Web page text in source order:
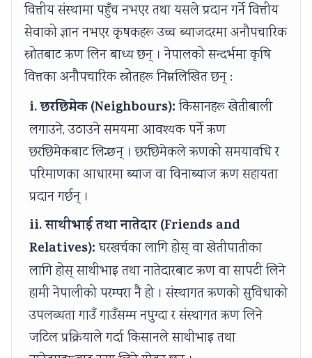
वित्तीय संस्थामा पहुँच नभएर तथा यसले प्रदान गर्ने वित्तीय
सेवाको ज्ञान नभएर कृषकहरू उच्च ब्याजदरमा अनौपचारिक
स्रोतबाट ऋण लिन बाध्य छन् । नेपालको सन्दर्भमा कृषि
वित्तका अनौपचारिक स्रोतहरू निम्नलिखित छन् :
i. छरछिमेक (Neighbours):किसानहरू खेतीबाली
लगाउने, उठाउने समयमा आवश्यक पर्ने ऋण
छरछिमेकबाट लिन्छन् । छरछिमेकले ऋणको समयावधि र
परिमाणका आधारमा ब्याज वा विनाब्याज ऋण सहायता
प्रदान गर्छन् ।
ii. साथीभाई तथा नातेदार (Friends and
Relatives):घरखर्चका लागि होस् वा खेतीपातीका
लागि होस् साथीभाइ तथा नातेदारबाट ऋण वा सापटी लिने
हामी नेपालीको परम्परा नै हो । संस्थागत ऋणको सुविधाको
उपलब्धता गाउँ गाउँसम्म नपुग्दा र संस्थागत ऋण लिने
जटिल प्रक्रियाले गर्दा किसानले साथीभाइ तथा